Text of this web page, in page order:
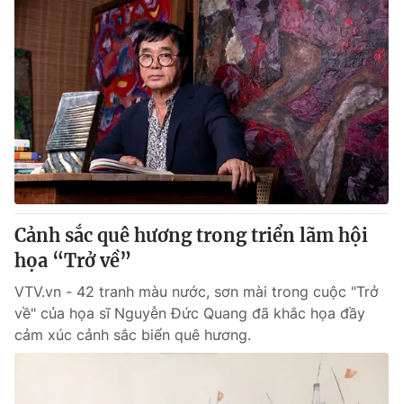
Khán giả
Giải sao mai
Du lịch
Làm đẹp
Chất lượng cuộc sống
Tuyển sinh
Học trực tuyến
Công nghệ
Hitech Công nghệ tương lai
Sản phẩm
Thị trường
Tư vấn
Giao lưu trực tuyến
Lịch phát sóng
Chuyên mục khác
Emagazine Podcast
Photo Infographic
Shorts video
Cảnh sắc quê hương trong triển lãm hội
họa “Trở về”
VTV.vn - 42 tranh màu nước, sơn mài trong cuộc "Trở
về" của họa sĩ Nguyễn Đức Quang đã khắc họa đầy
cảm xúc cảnh sắc biển quê hương.